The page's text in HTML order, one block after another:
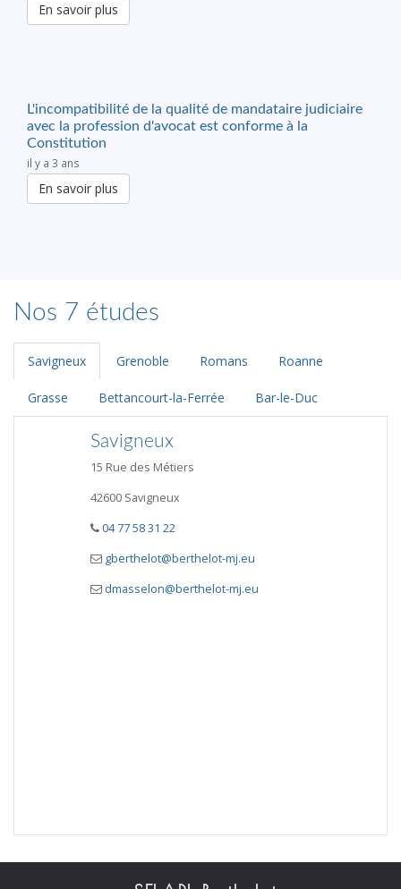
En savoir plus
L'incompatibilité de la qualité de mandataire judiciaire
avec la profession d'avocat est conforme à la
Constitution
il y a 3 ans
En savoir plus
Nos 7 études
Savigneux Grenoble Romans Roanne
Grasse Bettancourt-la-Ferrée Bar-le-Duc
Savigneux
15 Rue des Métiers
42600 Savigneux
04 77 58 31 22
gberthelot@berthelot-mj.eu
dmasselon@berthelot-mj.eu